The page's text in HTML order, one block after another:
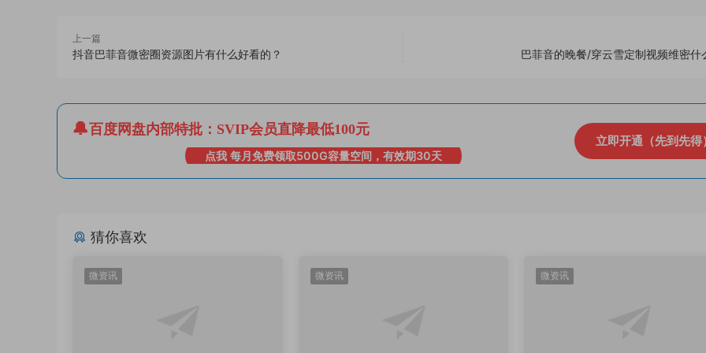
上一篇
抖音巴菲音微密圈资源图片有什么好看的？ 巴菲音的晚餐/穿云雪定制视频维密什
百度网盘内部特批：SVIP会员直降最低100元
点我 每月免费领取500G容量空间，有效期30天
立即开通（先到先得）
猜你喜欢
微资讯 微资讯 微资讯